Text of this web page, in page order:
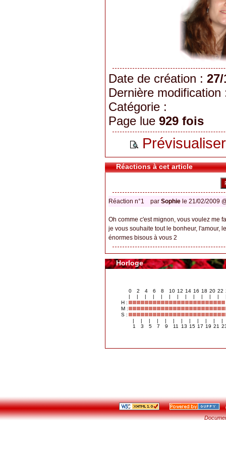
Date de création :
Dernière
Catégorie :
Page lue 929 fois
Prévisualiser
Réactions à cet article
Réaction n°1 par Sophie le 21/02/2009
Oh comme c'est mignon, vous voulez me
je vous souhaite tout le bonheur, l'amour,
énormes bisous à vous 2
Horloge
0
|
2
|
4
|
6
|
8
|
10
|
12
|
14
|
16
|
18
|
20
|
22
|
H :
M :
S :
|
1
|
3
|
5
|
7
|
9
|
11
|
13
|
15
|
17
|
19
|
21
|